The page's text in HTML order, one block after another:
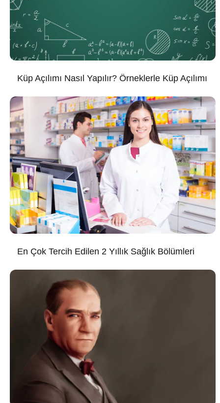
Küp Açılımı Nasıl Yapılır? Örneklerle Küp Açılımı
En Çok Tercih Edilen 2 Yıllık Sağlık Bölümleri